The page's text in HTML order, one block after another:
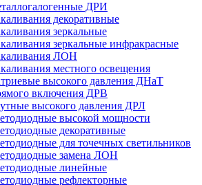
ДРИ
декоративные
зеркальные
зеркальные инфракрасные
ЛОН
местного освещения
высокого давления ДНаТ
включения ДРВ
высокого давления ДРЛ
высокой мощности
декоративные
для точечных светильников
замена ЛОН
линейные
рефлекторные